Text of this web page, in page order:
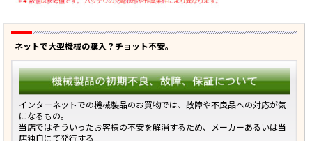
ネットで大型機械の購入？チョット不安。
インターネットでの機械製品のお買物では、故障や不良品への対応が気
になるもの。
当店ではそういったお客様の不安を解消するため、メーカーあるいは当
店独自にて発行する